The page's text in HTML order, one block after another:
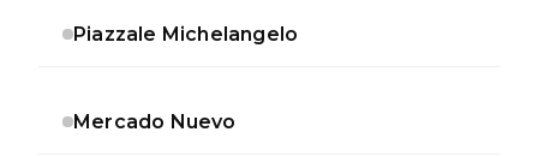
Piazzale Michelangelo
Mercado Nuevo